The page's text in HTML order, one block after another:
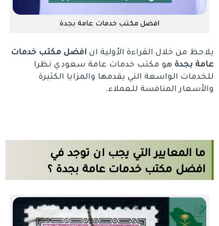
افضل مكتب خدمات عامة بجدة
يلاحظ من خلال القراءة الأولية انافضل مكتب خدمات
عامة بجدة هو مكتب خدمات عامة سعودي نظرا
للخدمات الواسعة التي يقدمها والمزايا الكثيرة
والأسعار المنافسة للعملاء.
ما المعايير التي يجب ان توجد في
افضل مكتب خدمات عامة بجدة ؟